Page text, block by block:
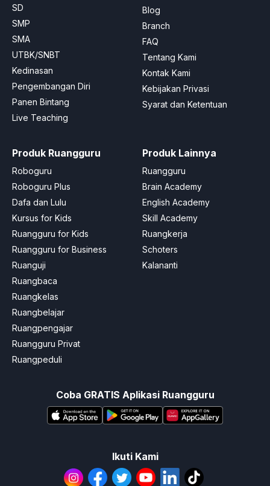
SD
SMP
SMA
UTBK/SNBT
Kedinasan
Pengembangan Diri
Panen Bintang
Live Teaching
Blog
Branch
FAQ
Tentang Kami
Kontak Kami
Kebijakan Privasi
Syarat dan Ketentuan
Produk Ruangguru
Roboguru
Roboguru Plus
Dafa dan Lulu
Kursus for Kids
Ruangguru for Kids
Ruangguru for Business
Ruanguji
Ruangbaca
Ruangkelas
Ruangbelajar
Ruangpengajar
Ruangguru Privat
Ruangpeduli
Produk Lainnya
Ruangguru
Brain Academy
English Academy
Skill Academy
Ruangkerja
Schoters
Kalananti
Coba GRATIS Aplikasi Ruangguru
Ikuti Kami